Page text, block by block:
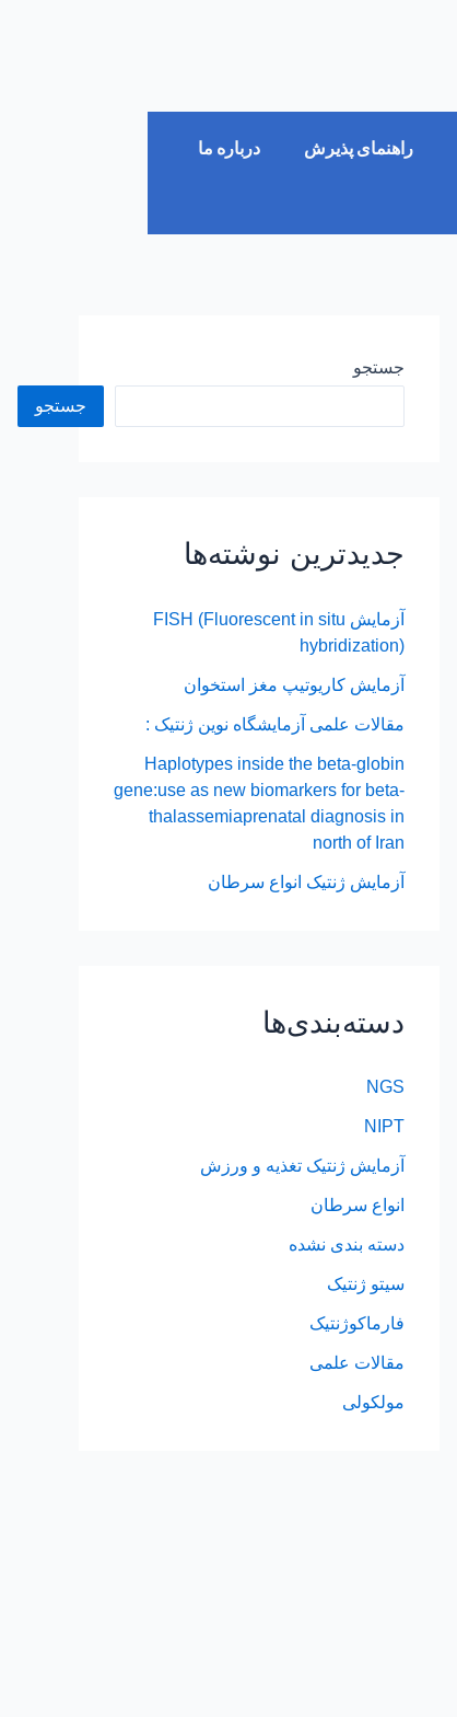
راهنمای پذیرش درباره ما
جستجو
جستجو
جدیدترین نوشته‌ها
آزمایش FISH (Fluorescent in situ
hybridization)
آزمایش کاریوتیپ مغز استخوان
مقالات علمی آزمایشگاه نوین ژنتیک :
Haplotypes inside the beta-globin
gene:use as new biomarkers for beta-
thalassemiaprenatal diagnosis in
north of Iran
آزمایش ژنتیک انواع سرطان
دسته‌بندی‌ها
NGS
NIPT
آزمایش ژنتیک تغذیه و ورزش
انواع سرطان
دسته بندی نشده
سیتو ژنتیک
فارماکوژنتیک
مقالات علمی
مولکولی